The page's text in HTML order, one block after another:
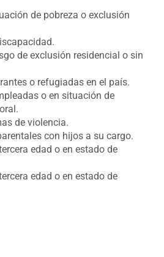
de pobreza o exclusión
de exclusión residencial o sin
o refugiadas en el país.
o en situación de
de violencia.
con hijos a su cargo.
edad o en estado de
edad o en estado de